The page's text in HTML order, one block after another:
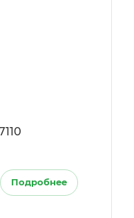
Подробнее